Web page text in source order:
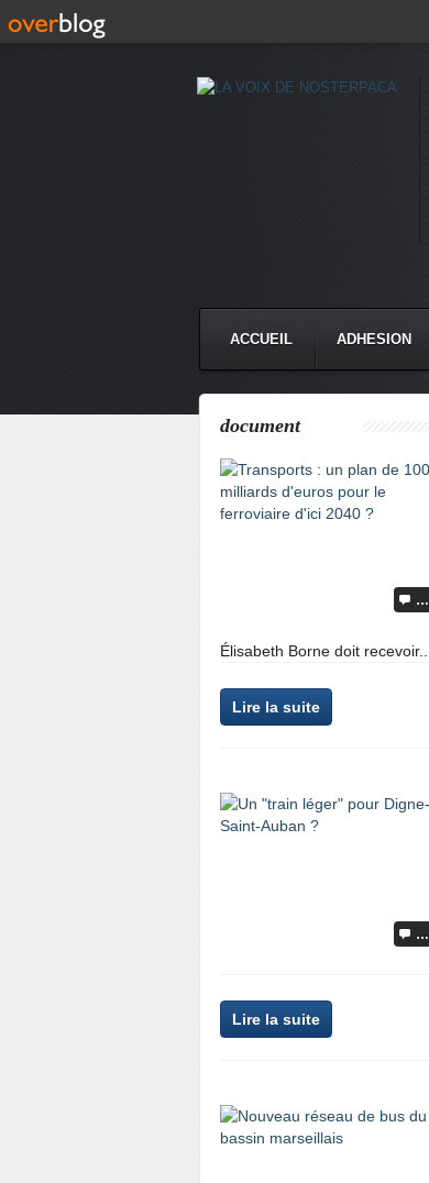
ACCUEIL ADHESION
document
…
Élisabeth Borne doit recevoir...
Lire la suite
…
Lire la suite